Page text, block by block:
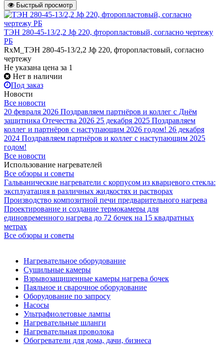
Быстрый просмотр
ТЭН 280-45-13/2,2 Jф 220, фторопластовый, согласно чертежу
РБ
RxM_ТЭН 280-45-13/2,2 Jф 220, фторопластовый, согласно
чертежу
Не указана цена за 1
Нет в наличии
Под заказ
Новости
Все новости
20 февраля 2026 Поздравляем партнёров и коллег с Днём
защитника Отечества 2026 25 декабря 2025 Поздравляем
коллег и партнёров с наступающим 2026 годом! 26 декабря
2024 Поздравляем партнёров и коллег с наступающим 2025
годом!
Все новости
Использование нагревателей
Все обзоры и советы
Гальванические нагреватели с корпусом из кварцевого стекла:
эксплуатация в различных жидкостях и растворах
Производство композитной печи предварительного нагрева
Проектирование и создание термокамеры для
единовременного нагрева до 72 бочек на 15 квадратных
метрах
Все обзоры и советы
Нагревательное оборудование
Сушильные камеры
Взрывозащищенные камеры нагрева бочек
Паяльное и сварочное оборудование
Оборудование по запросу
Насосы
Ультрафиолетовые лампы
Нагревательные шланги
Нагревательная проволока
Обогреватели для дома, дачи, бизнеса